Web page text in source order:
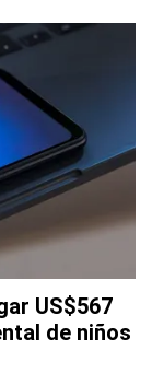
US$567
de niños